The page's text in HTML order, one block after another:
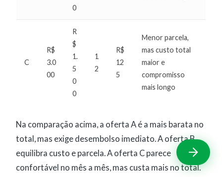
0
C
R$
3.0
00
R
$
1.
5
0
0
1
2
R$
12
5
Menor parcela,
mas custo total
maior e
compromisso
mais longo
Na comparação acima, a oferta A é a mais barata no
total, mas exige desembolso imediato. A oferta B
equilibra custo e parcela. A oferta C parece
confortável no mês a mês, mas custa mais no total.